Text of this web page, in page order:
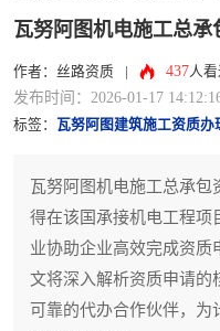
瓦努阿图机电施工总
作者：丝路资质 437人看
发布时间：2026-01-17
标签： 瓦努阿图建筑施工资质办
瓦努阿图机电施工总承
得在该国承接机电工程项
业协助企业高效完成资质
文将深入解析资质申请的
可靠的代办合作伙伴，